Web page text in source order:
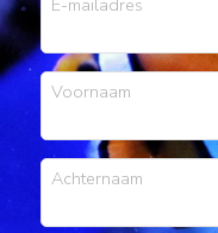
E-mailadres
Voornaam
Achternaam